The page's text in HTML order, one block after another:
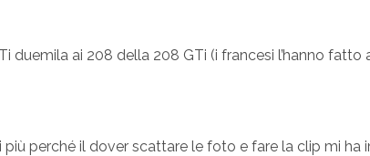
duemila ai 208 della 208 GTi (i francesi l’hanno
perché il dover scattare le foto e fare la clip mi